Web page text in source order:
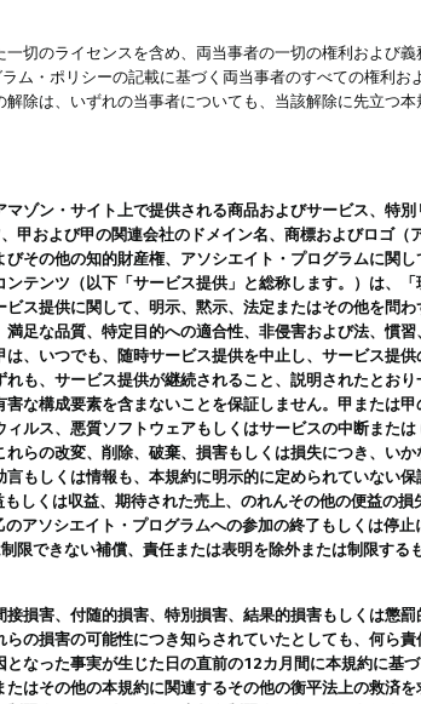
切のライセンスを含め、両当事者の一切の権利および
・ポリシーの記載に基づく両当事者のすべての権利お
除は、いずれの当事者についても、当該解除に先立つ
マゾン・サイト上で提供される商品およびサービス、
甲および甲の関連会社のドメイン名、商標およびロゴ
その他の知的財産権、アソシエイト・プログラムに関
テンツ（以下「サービス提供」と総称します。）は、
ス提供に関して、明示、黙示、法定またはその他を問
足な品質、特定目的への適合性、非侵害および法、慣
、いつでも、随時サービス提供を中止し、サービス提
も、サービス提供が継続されること、説明されたとお
な構成要素を含まないことを保証しません。甲または
ルス、悪質ソフトウェアもしくはサービスの中断また
らの改変、削除、破棄、損害もしくは損失につき、い
もしくは情報も、本規約に明示的に定められていない
しくは収益、期待された売上、のれんその他の便益の
アソシエイト・プログラムへの参加の終了もしくは停
限できない補償、責任または表明を除外または制限する
損害、付随的損害、特別損害、結果的損害もしくは懲
の損害の可能性につき知らされていたとしても、何ら
なった事実が生じた日の直前の12カ月間に本規約に基
はその他の本規約に関連するその他の衡平法上の救済